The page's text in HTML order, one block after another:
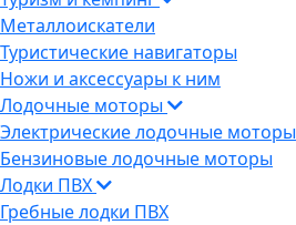
Металлоискатели
Туристические навигаторы
Ножи и аксессуары к ним
Лодочные моторы
Электрические лодочные моторы
Бензиновые лодочные моторы
Лодки ПВХ
Гребные лодки ПВХ